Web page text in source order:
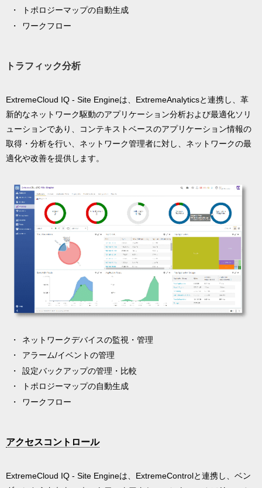
トポロジーマップの自動生成
ワークフロー
トラフィック分析
ExtremeCloud IQ - Site Engineは、ExtremeAnalyticsと連携し、革
新的なネットワーク駆動のアプリケーション分析および最適化ソリ
ューションであり、コンテキストベースのアプリケーション情報の
取得・分析を行い、ネットワーク管理者に対し、ネットワークの最
適化や改善を提供します。
ネットワークデバイスの監視・管理
アラーム/イベントの管理
設定バックアップの管理・比較
トポロジーマップの自動生成
ワークフロー
アクセスコントロール
ExtremeCloud IQ - Site Engineは、ExtremeControlと連携し、ベン